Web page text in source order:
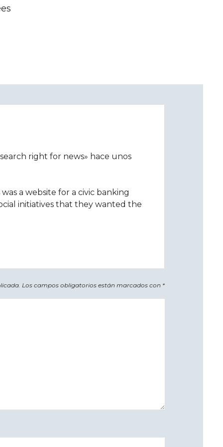
right for news» hace unos
a website for a civic banking
initiatives that they wanted the
Los campos obligatorios están marcados con *